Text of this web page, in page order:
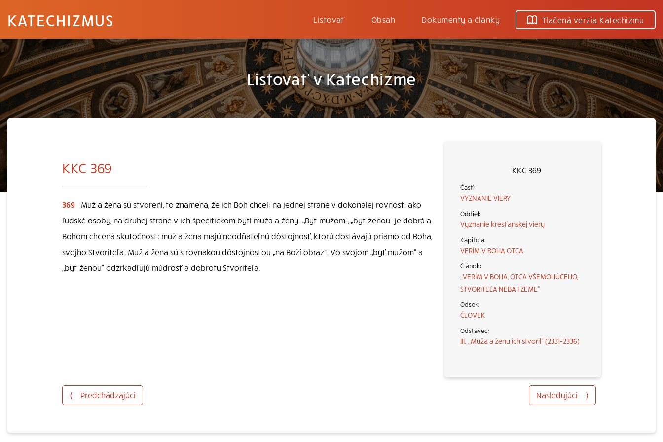
KATECHIZMUS Listovať Obsah Dokumenty a články Tlačená verzia Katechizmu
Listovať v Katechizme
KKC 369
VYZNANIE VIERY
Vyznanie kresťanskej viery
VERÍM V BOHA OTCA
„VERÍM V BOHA, OTCA VŠEMOHÚCEHO,
STVORITEĽA NEBA I ZEME“
ČLOVEK
III. „Muža a ženu ich stvoril“ (2331-2336)
KKC 369
369
Muž a žena sú stvorení, to znamená, že ich Boh chcel: na jednej strane v dokonalej rovnosti ako
ľudské osoby, na druhej strane v ich špecifickom bytí muža a ženy. „Byť mužom“, „byť ženou“ je dobrá a
Bohom chcená skutočnosť: muž a žena majú neodňateľnú dôstojnosť, ktorú dostávajú priamo od Boha,
svojho Stvoriteľa. Muž a žena sú s rovnakou dôstojnosťou „na Boží obraz“. Vo svojom „byť mužom“ a
„byť ženou“ odzrkadľujú múdrosť a dobrotu Stvoriteľa.
⟨ Predchádzajúci Nasledujúci ⟩